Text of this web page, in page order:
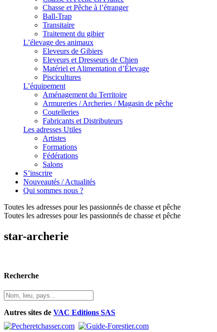
Chasse et Pêche à l’étranger
Ball-Trap
Transitaire
Traitement du gibier
L’élevage des animaux
Eleveurs de Gibiers
Eleveurs et Dresseurs de Chien
Matériel et Alimentation d’Élevage
Piscicultures
L’équipement
Aménagement du Territoire
Armureries / Archeries / Magasin de pêche
Coutelleries
Fabricants et Distributeurs
Les adresses Utiles
Artistes
Formations
Fédérations
Salons
S’inscrire
Nouveautés / Actualités
Qui sommes nous ?
Toutes les adresses pour les passionnés de chasse et pêche
Toutes les adresses pour les passionnés de chasse et pêche
star-archerie
Recherche
Autres sites de VAC Editions SAS